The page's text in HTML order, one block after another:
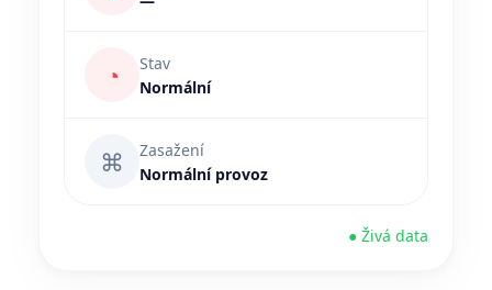
◔
Stav
Normální
⌘
Zasažení
Normální provoz
● Živá data